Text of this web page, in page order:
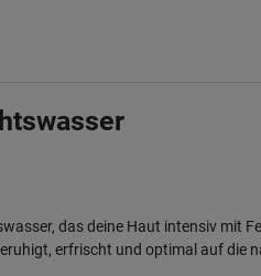
das deine Haut intensiv mit
erfrischt und optimal auf die